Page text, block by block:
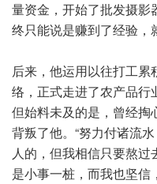
量资金，开始了批发摄影
终只能说是赚到了经验，
后来，他运用以往打工
络，正式走进了农产品行
但始料未及的是，曾经掏
背叛了他。“努力付诸流
人的，但我相信只要熬
是小事一桩，而我也坚